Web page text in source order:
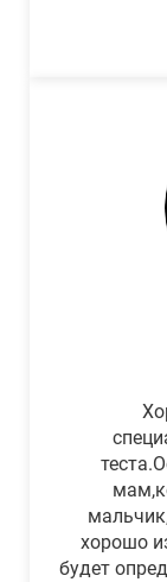
хорошо
будет